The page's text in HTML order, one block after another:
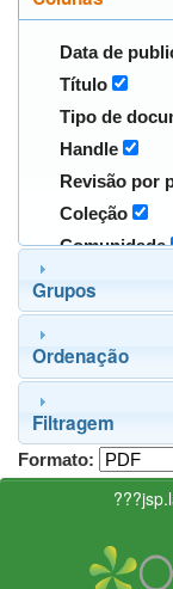
Data de
Título
Tipo de
Handle
Revisão por
Coleção
Comunidade
Grupos
Ordenação
Filtragem
Formato: